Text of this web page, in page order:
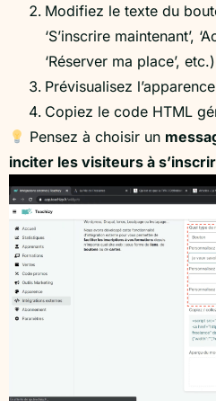
Modifiez le texte du
‘S’inscrire maintenant’,
‘Réserver ma place’,
Prévisualisez
Copiez le code HTML
Pensez à choisir un
inciter les visiteurs à